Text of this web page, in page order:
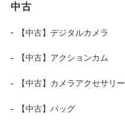
中古
【中古】デジタルカメラ
【中古】アクションカム
【中古】カメラアクセサリー
【中古】バッグ